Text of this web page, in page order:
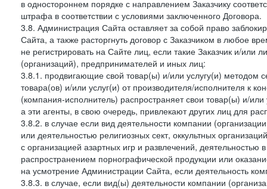
в одностороннем порядке с направлением Заказчику
штрафа в соответствии с условиями заключенного Договора.
3.8. Администрация Сайта оставляет за собой право
Сайта, а также расторгнуть договор с Заказчиком в любое
не регистрировать на Сайте лиц, если такие Заказчик и/
(организаций), предпринимателей и иных лиц:
3.8.1. продвигающие свой товар(ы) и/или услугу(и) методом
товара(ов) и/или услуг(и) от производителя/исполнителя к
(компания-исполнитель) распространяет свои товар(ы) и/
а эти агенты, в свою очередь, привлекают других лиц для
3.8.2. в случае если вид деятельности компании
или деятельностью религиозных сект, оккультных
с организацией азартных игр и развлечений,
распространением порнографической продукции или
на усмотрение Администрации Сайта, если деятельность
3.8.3. в случае, если вид(ы) деятельности компании